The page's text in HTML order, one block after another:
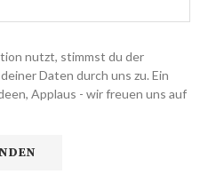
nutzt, stimmst du der
Daten durch uns zu. Ein
Applaus - wir freuen uns auf